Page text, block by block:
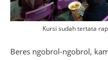
Kursi sudah tertata
Beres ngobrol-ngobrol,